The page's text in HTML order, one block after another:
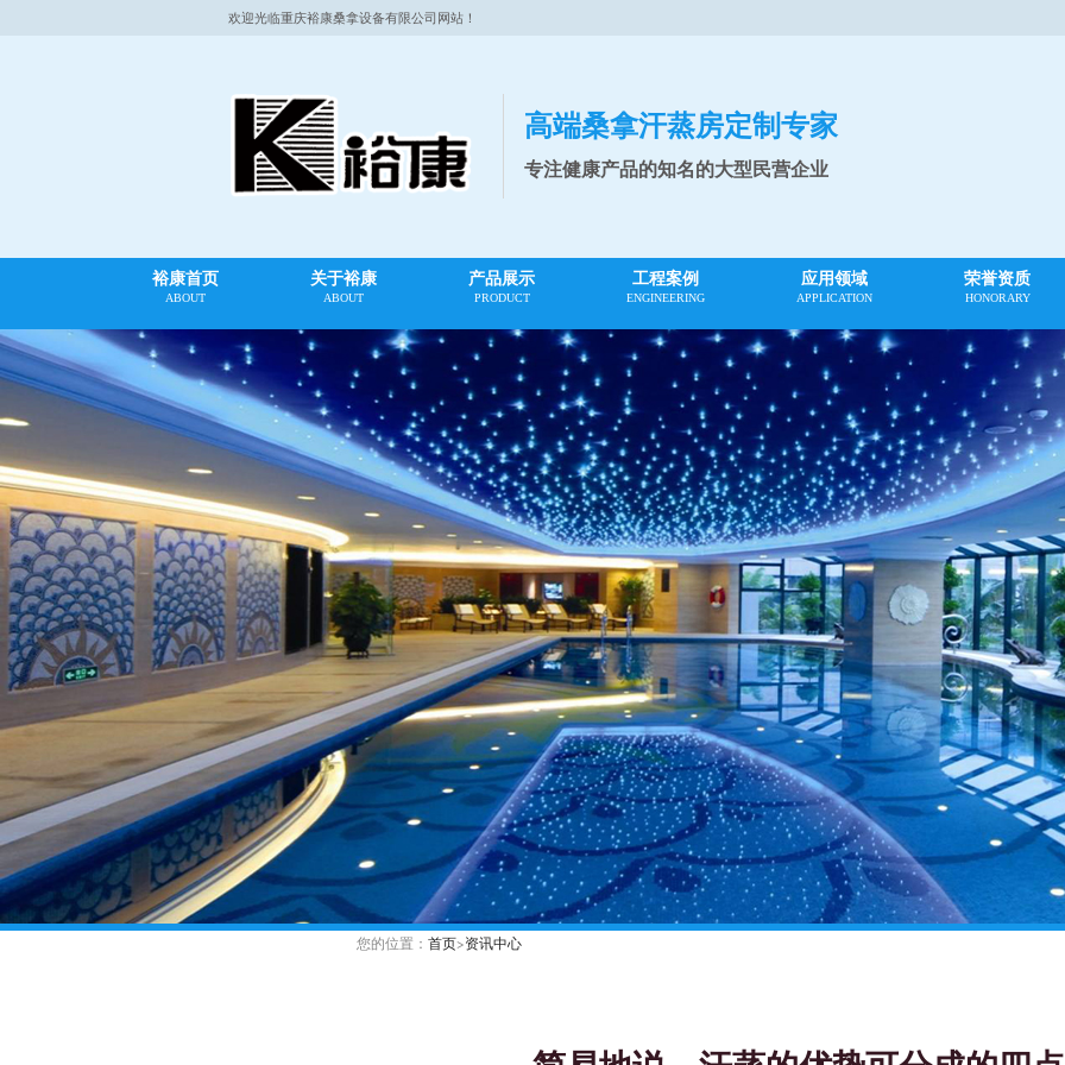
欢迎光临重庆裕康桑拿设备有限公司网站！
高端桑拿汗蒸房定制专家
专注健康产品的知名的大型民营企业
裕康首页
ABOUT
关于裕康
ABOUT
产品展示
PRODUCT
工程案例
ENGINEERING
应用领域
APPLICATION
荣誉资质
HONORARY
您的位置： 首页>资讯中心